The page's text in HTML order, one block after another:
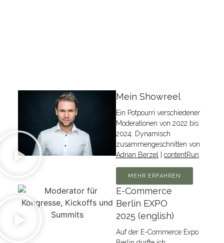
Mein Showreel
Ein Potpourri verschiedener
Moderationen von 2022 bis
2024. Dynamisch
zusammengeschnitten von
Adrian Berzel
|contentRun
MEHR ERFAHREN
E-Commerce
Berlin EXPO
2025 (english)
Auf der E-Commerce Expo